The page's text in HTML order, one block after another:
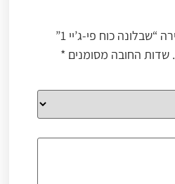
כוח פי-ג’יי 1”
שדות החובה מסומנים *